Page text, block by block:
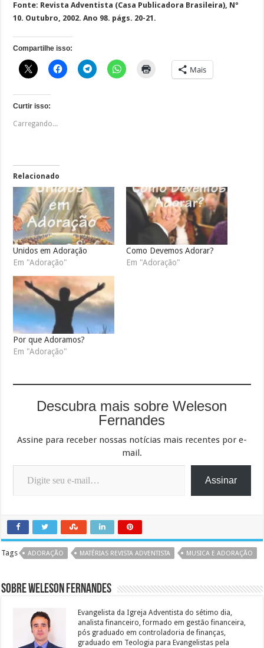
Fonte: Revista Adventista (Casa Publicadora Brasileira), Nº
10. Outubro, 2002. Ano 98. págs. 20-21.
Compartilhe isso:
Mais
Curtir isso:
Carregando...
Relacionado
Unidos em Adoração
Em "Adoração"
Como Devemos Adorar?
Em "Adoração"
Por que Adoramos?
Em "Adoração"
Descubra mais sobre Weleson
Fernandes
Assine para receber nossas notícias mais recentes por e-
mail.
Digite seu e-mail…
Assinar
Tags ADORAÇÃO MATÉRIAS REVISTA ADVENTISTA MUSICA E ADORAÇÃO
Sobre Weleson Fernandes
Evangelista da Igreja Adventista do sétimo dia,
analista financeiro, formado em gestão financeira,
pós graduado em controladoria de finanças,
graduado em Teologia para Evangelistas pela